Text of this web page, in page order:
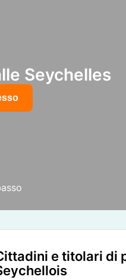
Seychelles
e titolari di